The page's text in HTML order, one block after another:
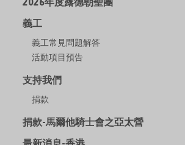
義工
義工常見問題解答
活動項目預告
支持我們
捐款
捐款-馬爾他騎士會之亞太營